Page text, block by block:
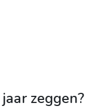
zeggen?